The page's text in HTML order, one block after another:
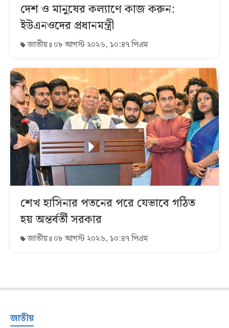
দেশ ও মানুষের কল্যাণে কাজ করুন:
ইউএনওদের প্রধানমন্ত্রী
জাতীয় ০৮ আগস্ট ২০২৬, ১০:৪৭ পিএম
শেখ হাসিনার পতনের পরে যেভাবে গঠিত
হয় অন্তর্বর্তী সরকার
জাতীয় ০৮ আগস্ট ২০২৬, ১০:৪৭ পিএম
জাতীয়